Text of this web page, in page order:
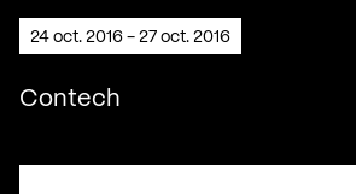
24 oct. 2016 - 27 oct. 2016
Contech